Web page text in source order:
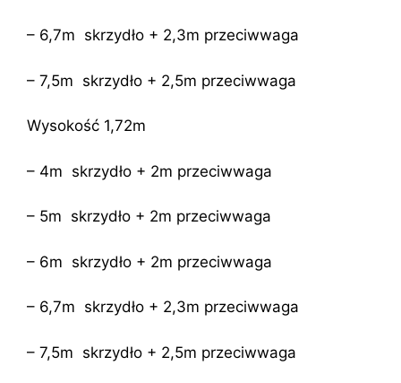
– 6,7m skrzydło + 2,3m przeciwwaga
– 7,5m skrzydło + 2,5m przeciwwaga
Wysokość 1,72m
– 4m skrzydło + 2m przeciwwaga
– 5m skrzydło + 2m przeciwwaga
– 6m skrzydło + 2m przeciwwaga
– 6,7m skrzydło + 2,3m przeciwwaga
– 7,5m skrzydło + 2,5m przeciwwaga